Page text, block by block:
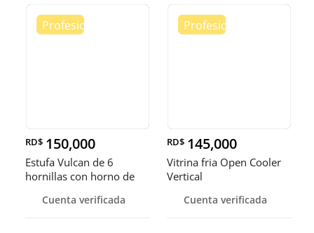
RD$ 150,000
Estufa Vulcan de 6
hornillas con horno de
Cuenta verificada
RD$ 145,000
Vitrina fria Open Cooler
Vertical
Cuenta verificada